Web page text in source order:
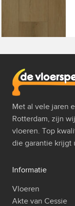
Met al vele jaren
Rotterdam, zijn
vloeren. Top
die garantie krijgt
Informatie
Vloeren
Akte van Cessie